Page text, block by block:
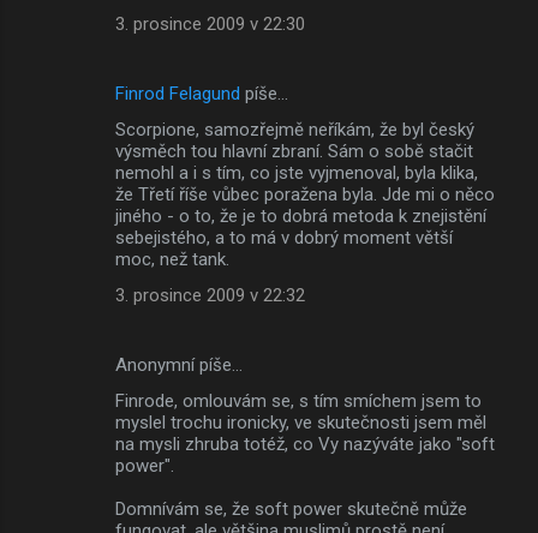
3. prosince 2009 v 22:30
Finrod Felagund píše…
Scorpione, samozřejmě neříkám, že byl český
výsměch tou hlavní zbraní. Sám o sobě stačit
nemohl a i s tím, co jste vyjmenoval, byla klika,
že Třetí říše vůbec poražena byla. Jde mi o něco
jiného - o to, že je to dobrá metoda k znejistění
sebejistého, a to má v dobrý moment větší
moc, než tank.
3. prosince 2009 v 22:32
Anonymní píše…
Finrode, omlouvám se, s tím smíchem jsem to
myslel trochu ironicky, ve skutečnosti jsem měl
na mysli zhruba totéž, co Vy nazýváte jako "soft
power".
Domnívám se, že soft power skutečně může